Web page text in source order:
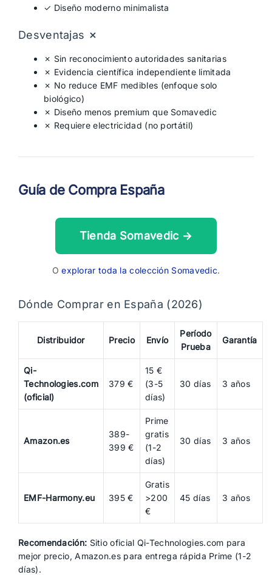
✓ Diseño moderno minimalista
Desventajas ✗
✗ Sin reconocimiento autoridades sanitarias
✗ Evidencia científica independiente limitada
✗ No reduce EMF medibles (enfoque solo
biológico)
✗ Diseño menos premium que Somavedic
✗ Requiere electricidad (no portátil)
Guía de Compra España
Tienda Somavedic →
Oexplorar toda la colección Somavedic.
Dónde Comprar en España (2026)
Distribuidor Precio Envío
Período
Prueba
Garantía
Qi-
Technologies.com
(oficial)
379 €
15 €
(3-5
días)
30 días 3 años
Amazon.es
389-
399 €
Prime
gratis
(1-2
días)
30 días 3 años
EMF-Harmony.eu 395 €
Gratis
>200
€
45 días 3 años
Recomendación: Sitio oficial Qi-Technologies.com para
mejor precio, Amazon.es para entrega rápida Prime (1-2
días).